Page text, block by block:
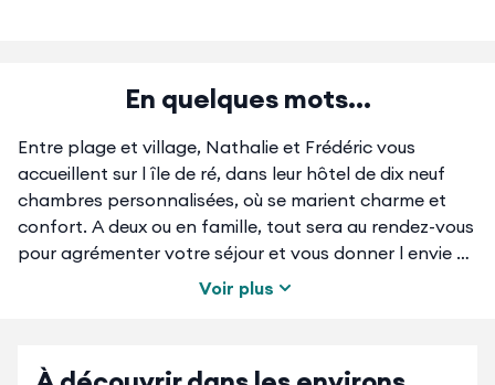
En quelques mots...
Entre plage et village, Nathalie et Frédéric vous
accueillent sur l île de ré, dans leur hôtel de dix neuf
chambres personnalisées, où se marient charme et
confort. A deux ou en famille, tout sera au rendez-vous
pour agrémenter votre séjour et vous donner l envie de
revenir : Petit-déjeuner comme à la maison, restaurant
Côte et Homard, 2 piscines extérieures chauffées,
Voir plus